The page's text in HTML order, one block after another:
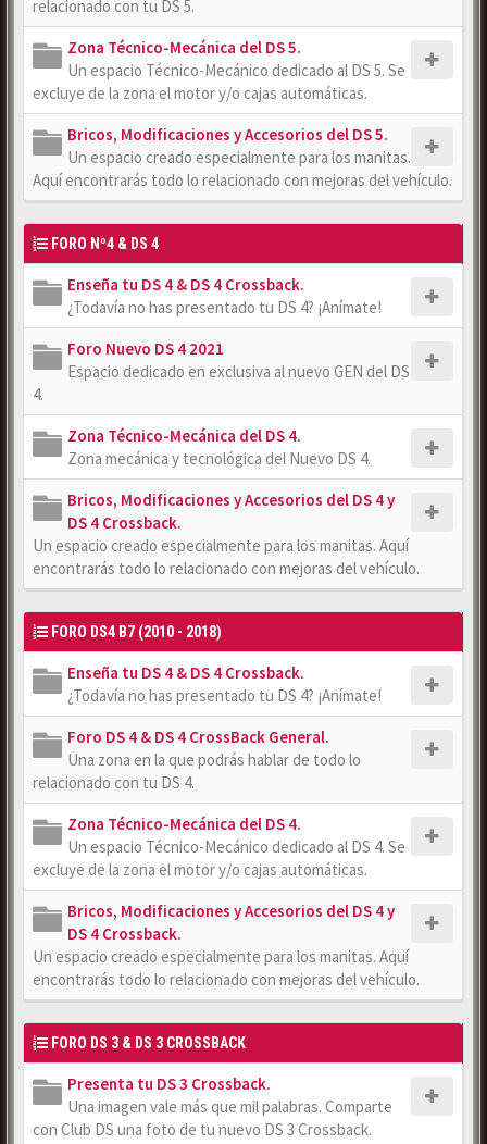
relacionado con tu DS 5.
Zona Técnico-Mecánica del DS 5.
Un espacio Técnico-Mecánico dedicado al DS 5. Se
excluye de la zona el motor y/o cajas automáticas.
Bricos, Modificaciones y Accesorios del DS 5.
Un espacio creado especialmente para los manitas.
Aquí encontrarás todo lo relacionado con mejoras del vehículo.
FORO Nº4 & DS 4
Enseña tu DS 4 & DS 4 Crossback.
¿Todavía no has presentado tu DS 4? ¡Anímate!
Foro Nuevo DS 4 2021
Espacio dedicado en exclusiva al nuevo GEN del DS
4.
Zona Técnico-Mecánica del DS 4.
Zona mecánica y tecnológica del Nuevo DS 4.
Bricos, Modificaciones y Accesorios del DS 4 y
DS 4 Crossback.
Un espacio creado especialmente para los manitas. Aquí
encontrarás todo lo relacionado con mejoras del vehículo.
FORO DS4 B7 (2010 - 2018)
Enseña tu DS 4 & DS 4 Crossback.
¿Todavía no has presentado tu DS 4? ¡Anímate!
Foro DS 4 & DS 4 CrossBack General.
Una zona en la que podrás hablar de todo lo
relacionado con tu DS 4.
Zona Técnico-Mecánica del DS 4.
Un espacio Técnico-Mecánico dedicado al DS 4. Se
excluye de la zona el motor y/o cajas automáticas.
Bricos, Modificaciones y Accesorios del DS 4 y
DS 4 Crossback.
Un espacio creado especialmente para los manitas. Aquí
encontrarás todo lo relacionado con mejoras del vehículo.
FORO DS 3 & DS 3 CROSSBACK
Presenta tu DS 3 Crossback.
Una imagen vale más que mil palabras. Comparte
con Club DS una foto de tu nuevo DS 3 Crossback.